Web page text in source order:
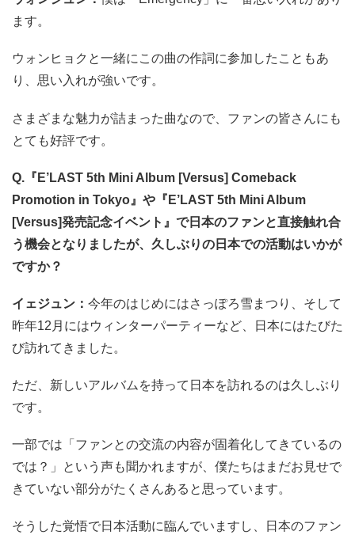
ます。
ウォンヒョクと一緒にこの曲の作詞に参加したこともあ
り、思い入れが強いです。
さまざまな魅力が詰まった曲なので、ファンの皆さんにも
とても好評です。
Q.『E’LAST 5th Mini Album [Versus] Comeback
Promotion in Tokyo』や『E’LAST 5th Mini Album
[Versus]発売記念イベント』で日本のファンと直接触れ合
う機会となりましたが、久しぶりの日本での活動はいかが
ですか？
イェジュン： 今年のはじめにはさっぽろ雪まつり、そして
昨年12月にはウィンターパーティーなど、日本にはたびた
び訪れてきました。
ただ、新しいアルバムを持って日本を訪れるのは久しぶり
です。
一部では「ファンとの交流の内容が固着化してきているの
では？」という声も聞かれますが、僕たちはまだお見せで
きていない部分がたくさんあると思っています。
そうした覚悟で日本活動に臨んでいますし、日本のファン